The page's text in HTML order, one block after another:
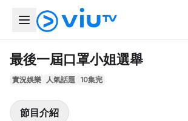
最後一屆口罩小姐選舉
實況娛樂 人氣話題 10集完
節目介紹